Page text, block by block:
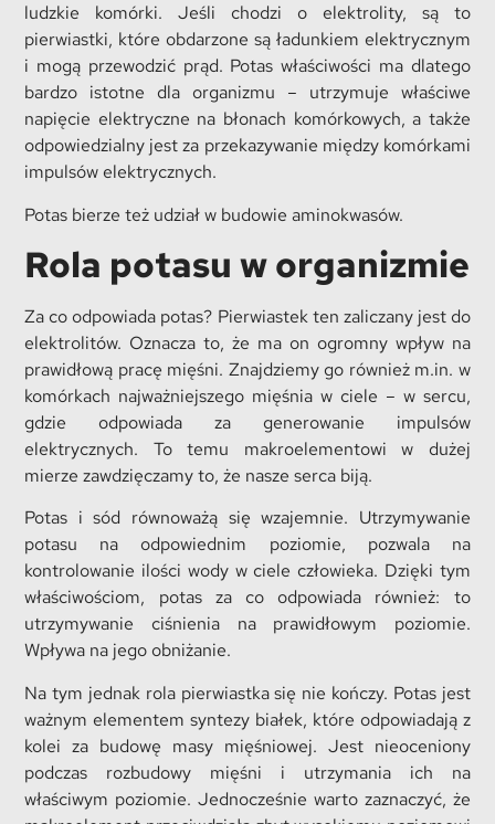
ludzkie komórki. Jeśli chodzi o elektrolity, są to
pierwiastki, które obdarzone są ładunkiem elektrycznym
i mogą przewodzić prąd. Potas właściwości ma dlatego
bardzo istotne dla organizmu – utrzymuje właściwe
napięcie elektryczne na błonach komórkowych, a także
odpowiedzialny jest za przekazywanie między komórkami
impulsów elektrycznych.
Potas bierze też udział w budowie aminokwasów.
Rola potasu w organizmie
Za co odpowiada potas? Pierwiastek ten zaliczany jest do
elektrolitów. Oznacza to, że ma on ogromny wpływ na
prawidłową pracę mięśni. Znajdziemy go również m.in. w
komórkach najważniejszego mięśnia w ciele – w sercu,
gdzie odpowiada za generowanie impulsów
elektrycznych. To temu makroelementowi w dużej
mierze zawdzięczamy to, że nasze serca biją.
Potas i sód równoważą się wzajemnie. Utrzymywanie
potasu na odpowiednim poziomie, pozwala na
kontrolowanie ilości wody w ciele człowieka. Dzięki tym
właściwościom, potas za co odpowiada również: to
utrzymywanie ciśnienia na prawidłowym poziomie.
Wpływa na jego obniżanie.
Na tym jednak rola pierwiastka się nie kończy. Potas jest
ważnym elementem syntezy białek, które odpowiadają z
kolei za budowę masy mięśniowej. Jest nieoceniony
podczas rozbudowy mięśni i utrzymania ich na
właściwym poziomie. Jednocześnie warto zaznaczyć, że